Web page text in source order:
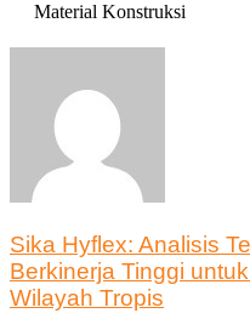
Material Konstruksi
Sika Hyflex: Analisis
Berkinerja Tinggi
Wilayah Tropis